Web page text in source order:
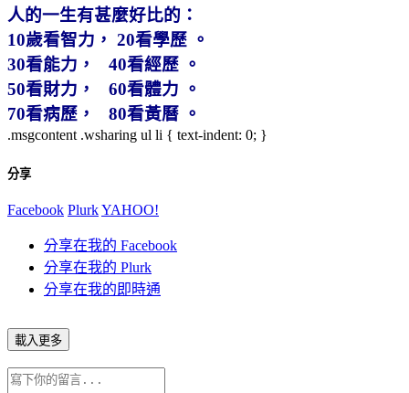
人的一生有甚麼好比的：
10歲看智力， 20看學歷 。
30看能力， 40看經歷 。
50看財力， 60看體力 。
70看病歷， 80看黃曆 。
.msgcontent .wsharing ul li { text-indent: 0; }
分享
Facebook PlurkYAHOO!
分享在我的 Facebook
分享在我的 Plurk
分享在我的即時通
載入更多